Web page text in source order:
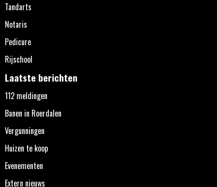
Tandarts
Notaris
Pedicure
Rijschool
Laatste berichten
112 meldingen
Banen in Roerdalen
Vergunningen
Huizen te koop
Evenementen
Extern nieuws